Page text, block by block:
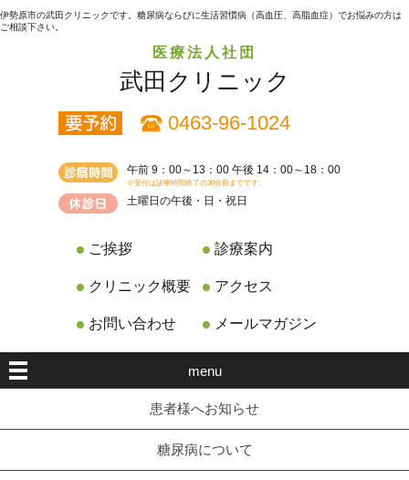
伊勢原市の武田クリニックです。糖尿病ならびに生活習慣病（高血圧、高脂血症）でお悩みの方は
ご相談下さい。
医療法人社団
武田クリニック
0463-96-1024
午前 9：00～13：00 午後 14：00～18：00
※受付は診療時間終了の30分前までです。
土曜日の午後・日・祝日
ご挨拶 診療案内
クリニック概要 アクセス
お問い合わせ メールマガジン
menu
患者様へお知らせ
糖尿病について